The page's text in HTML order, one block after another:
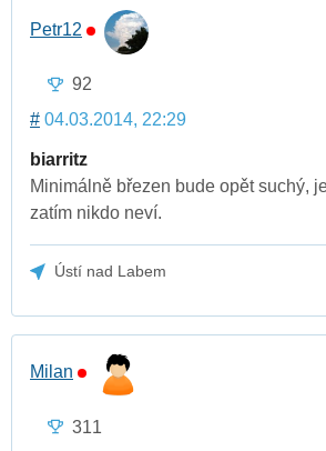
Petr12
92
# 04.03.2014, 22:29
biarritz
Minimálně březen bude opět suchý,
zatím nikdo neví.
Ústí nad Labem
Milan
311